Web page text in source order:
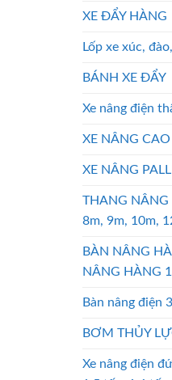
XE ĐẨY HÀNG
Lốp xe xúc,
BÁNH XE ĐẨY
Xe nâng điện
XE NÂNG
XE NÂNG
THANG
8m, 9m, 10m,
BÀN NÂNG
NÂNG HÀNG
Bàn nâng điện
BƠM THỦY
Xe nâng điện